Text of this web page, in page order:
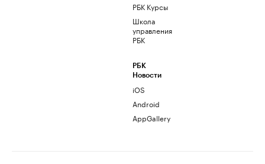
РБК Курсы
Школа
управления
РБК
РБК
Новости
iOS
Android
AppGallery